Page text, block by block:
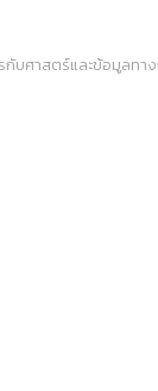
บศาสตร์และข้อมูลทา